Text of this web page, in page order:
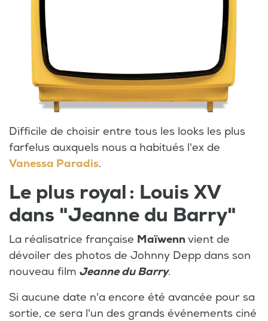
Difficile de choisir entre tous les looks les plus
farfelus auxquels nous a habitués l'ex de
Vanessa Paradis.
Le plus royal : Louis XV
dans "Jeanne du Barry"
La réalisatrice française Maïwenn vient de
dévoiler des photos de Johnny Depp dans son
nouveau film Jeanne du Barry.
Si aucune date n'a encore été avancée pour sa
sortie, ce sera l'un des grands événements ciné